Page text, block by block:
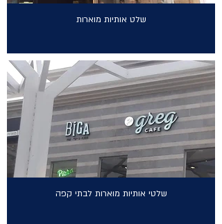
שלט אותיות מוארות
שלטי אותיות מוארות לבתי קפה